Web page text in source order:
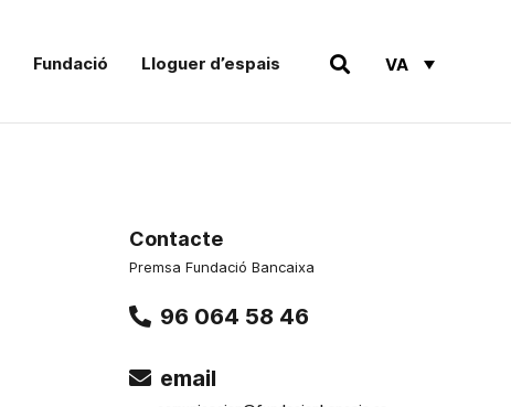
Fundació Lloguer d’espais VA
Contacte
Premsa Fundació Bancaixa
96 064 58 46
email